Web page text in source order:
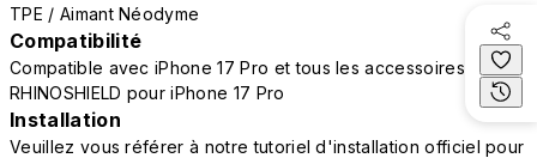
TPE / Aimant Néodyme
Compatibilité
Compatible avec iPhone 17 Pro et tous les accessoires
RHINOSHIELD pour iPhone 17 Pro
Installation
Veuillez vous référer à notre tutoriel d'installation officiel pour